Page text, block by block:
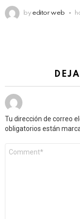
by editor web
Tu dirección de correo
obligatorios están